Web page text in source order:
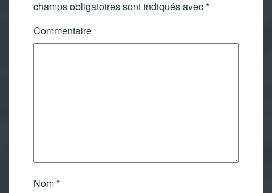
champs obligatoires sont indiqués avec*
Commentaire
Nom*